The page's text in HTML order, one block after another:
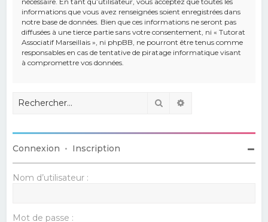
informations que vous avez renseignées soient enregistrées dans
notre base de données. Bien que ces informations ne seront pas
diffusées à une tierce partie sans votre consentement, ni « Tutorat
Associatif Marseillais », ni phpBB, ne pourront être tenus comme
responsables en cas de tentative de piratage informatique visant
à compromettre vos données.
Rechercher
Connexion • Inscription
Nom d’utilisateur :
Mot de passe :